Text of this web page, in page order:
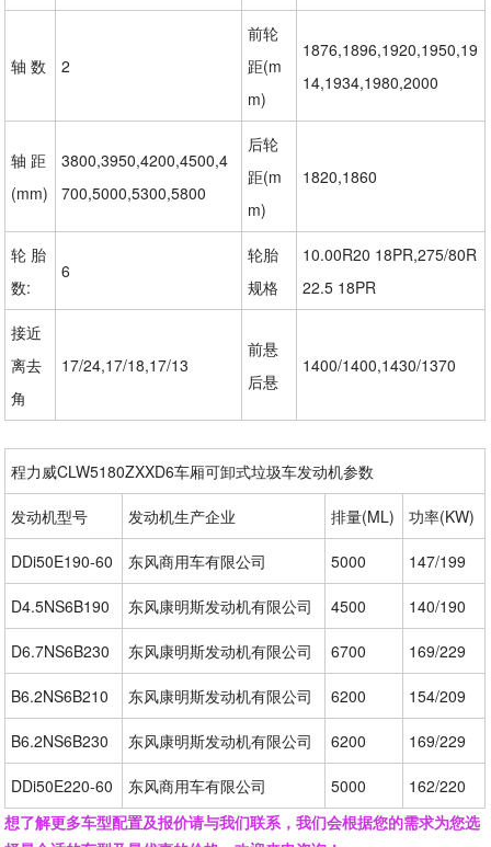
轴 数 2
前轮
距(m
m)
1876,1896,1920,1950,19
14,1934,1980,2000
轴 距
(mm)
3800,3950,4200,4500,4
700,5000,5300,5800
后轮
距(m
m)
1820,1860
轮 胎
数:
6
轮胎
规格
10.00R20 18PR,275/80R
22.5 18PR
接近
离去
角
17/24,17/18,17/13
前悬
后悬
1400/1400,1430/1370
程力威CLW5180ZXXD6车厢可卸式垃圾车发动机参数
发动机型号 发动机生产企业 排量(ML) 功率(KW)
DDi50E190-60 东风商用车有限公司 5000 147/199
D4.5NS6B190 东风康明斯发动机有限公司 4500 140/190
D6.7NS6B230 东风康明斯发动机有限公司 6700 169/229
B6.2NS6B210 东风康明斯发动机有限公司 6200 154/209
B6.2NS6B230 东风康明斯发动机有限公司 6200 169/229
DDi50E220-60 东风商用车有限公司 5000
162/220
想了解更多车型配置及报价请与我们联系，我们会根据您的需求为您选